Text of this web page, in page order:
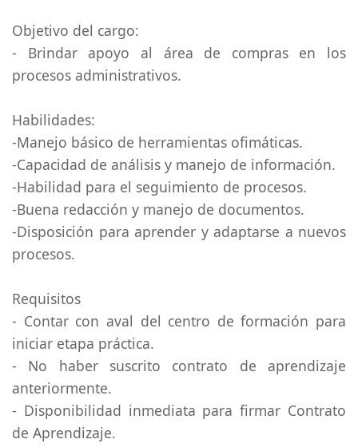
Objetivo del cargo:
- Brindar apoyo al área de compras en los
procesos administrativos.
Habilidades:
-Manejo básico de herramientas ofimáticas.
-Capacidad de análisis y manejo de información.
-Habilidad para el seguimiento de procesos.
-Buena redacción y manejo de documentos.
-Disposición para aprender y adaptarse a nuevos
procesos.
Requisitos
- Contar con aval del centro de formación para
iniciar etapa práctica.
- No haber suscrito contrato de aprendizaje
anteriormente.
- Disponibilidad inmediata para firmar Contrato
de Aprendizaje.